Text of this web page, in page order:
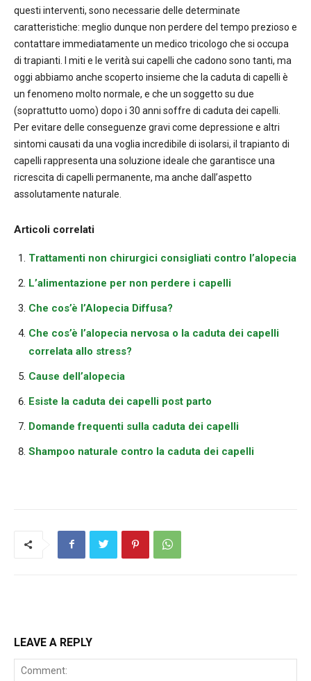
questi interventi, sono necessarie delle determinate
caratteristiche: meglio dunque non perdere del tempo prezioso e
contattare immediatamente un medico tricologo che si occupa
di trapianti. I miti e le verità sui capelli che cadono sono tanti, ma
oggi abbiamo anche scoperto insieme che la caduta di capelli è
un fenomeno molto normale, e che un soggetto su due
(soprattutto uomo) dopo i 30 anni soffre di caduta dei capelli.
Per evitare delle conseguenze gravi come depressione e altri
sintomi causati da una voglia incredibile di isolarsi, il trapianto di
capelli rappresenta una soluzione ideale che garantisce una
ricrescita di capelli permanente, ma anche dall’aspetto
assolutamente naturale.
Articoli correlati
Trattamenti non chirurgici consigliati contro l’alopecia
L’alimentazione per non perdere i capelli
Che cos’è l’Alopecia Diffusa?
Che cos’è l’alopecia nervosa o la caduta dei capelli
correlata allo stress?
Cause dell’alopecia
Esiste la caduta dei capelli post parto
Domande frequenti sulla caduta dei capelli
Shampoo naturale contro la caduta dei capelli
LEAVE A REPLY